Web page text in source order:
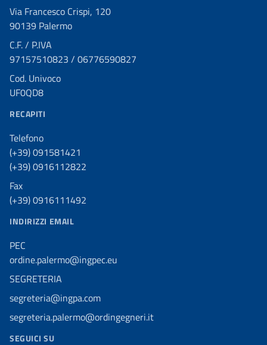
Via Francesco Crispi, 120
90139 Palermo
C.F. / P.IVA
97157510823 / 06776590827
Cod. Univoco
UF0QD8
RECAPITI
Telefono
(+39) 091581421
(+39) 0916112822
Fax
(+39) 0916111492
INDIRIZZI EMAIL
PEC
ordine.palermo@ingpec.eu
SEGRETERIA
segreteria@ingpa.com
segreteria.palermo@ordingegneri.it
SEGUICI SU